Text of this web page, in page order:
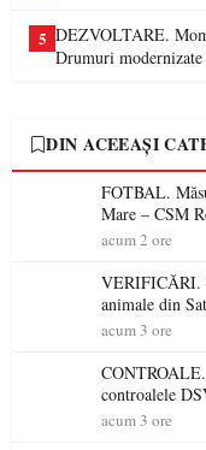
5 DEZVOLTARE.
Drumuri
DIN ACEEAȘI
FOTBAL.
Mare – CSM
pentru suporteri
acum 2 ore
VERIFICĂRI.
animale din
gospodăriile și
acum 3 ore
controalele
sancționate
acum 3 ore